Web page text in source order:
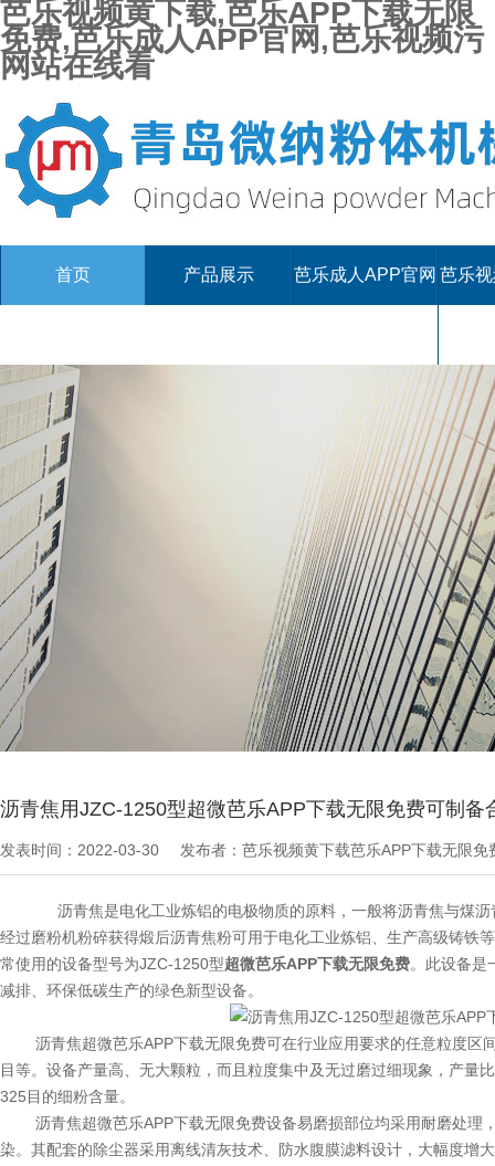
芭乐视频黄下载,芭乐APP下载无限
免费,芭乐成人APP官网,芭乐视频污
网站在线看
首页 产品展示 芭乐成人APP官网 芭乐
芭乐APP下载无限免费文章>技术知识
沥青焦用JZC-1250型超微芭乐APP下载无限免费可制备
发表时间：2022-03-30 发布者：芭乐视频黄下载芭乐APP下载无限
沥青焦是电化工业炼铝的电极物质的原料，一般将沥青焦与煤沥
经过磨粉机粉碎获得煅后沥青焦粉可用于电化工业炼铝、生产高级铸铁
常使用的设备型号为JZC-1250型超微芭乐APP下载无限免费。此设备
减排、环保低碳生产的绿色新型设备。
沥青焦超微芭乐APP下载无限免费可在行业应用要求的任意粒度区间进行调
目等。设备产量高、无大颗粒，而且粒度集中及无过磨过细现象，产
325目的细粉含量。
沥青焦超微芭乐APP下载无限免费设备易磨损部位均采用耐磨处理，
染。其配套的除尘器采用离线清灰技术、防水腹膜滤料设计，大幅度